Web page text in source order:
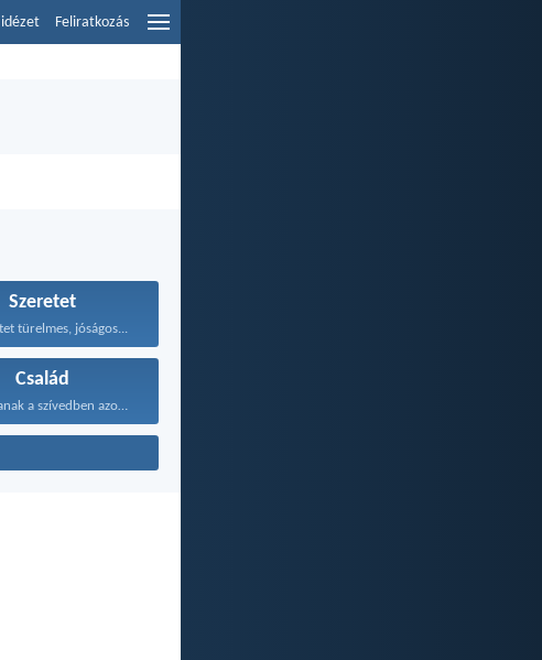
Feliratkozás
Szeretet
türelmes, jóságos...
Család
Maradjanak a szívedben azok...